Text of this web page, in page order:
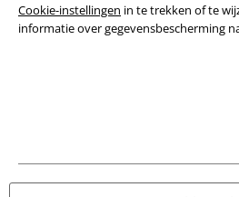
Cookie-instellingen in te trekken of te
informatie over gegevensbescherming